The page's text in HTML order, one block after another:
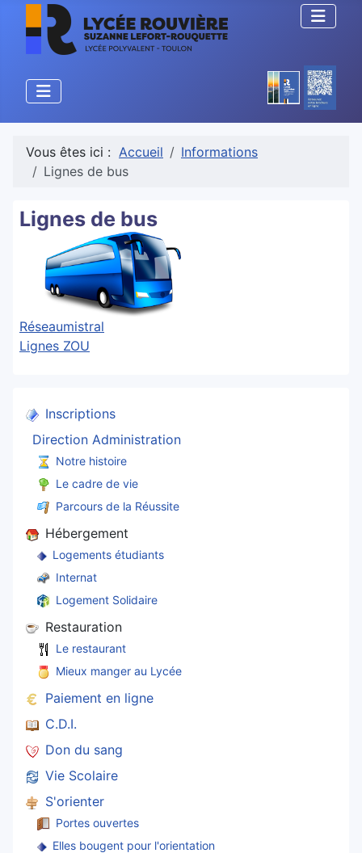
Vous êtes ici : Accueil
Informations
Lignes de bus
Lignes de bus
Réseaumistral
Lignes ZOU
Inscriptions
Direction Administration
Notre histoire
Le cadre de vie
Parcours de la Réussite
Hébergement
Logements étudiants
Internat
Logement Solidaire
Restauration
Le restaurant
Mieux manger au Lycée
Paiement en ligne
C.D.I.
Don du sang
Vie Scolaire
S'orienter
Portes ouvertes
Elles bougent pour l'orientation